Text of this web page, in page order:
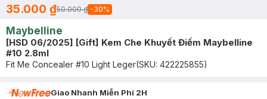
35.000 ₫50.000 ₫ -30%
Maybelline
[HSD 06/2025] [Gift] Kem Che Khuyết Điểm Maybelline
#10 2.8ml
Fit Me Concealer #10 Light Leger(SKU: 422225855)
Giao Nhanh Miễn Phí 2H